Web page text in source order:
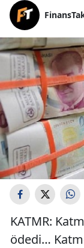
KATMR:
ödedi…